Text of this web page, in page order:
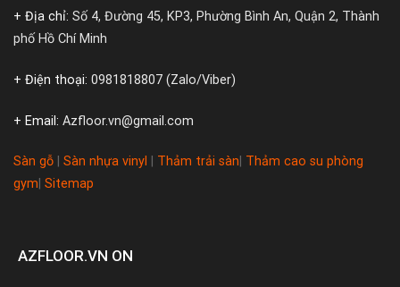
+ Địa chỉ: Số 4, Đường 45, KP3, Phường Bình An, Quận 2, Thành
phố Hồ Chí Minh
+ Điện thoại: 0981818807 (Zalo/Viber)
+ Email: Azfloor.vn@gmail.com
Sàn gỗ Sàn nhựa vinyl Thảm trải sàn Thảm cao su phòng
gym Sitemap
AZFLOOR.VN ON